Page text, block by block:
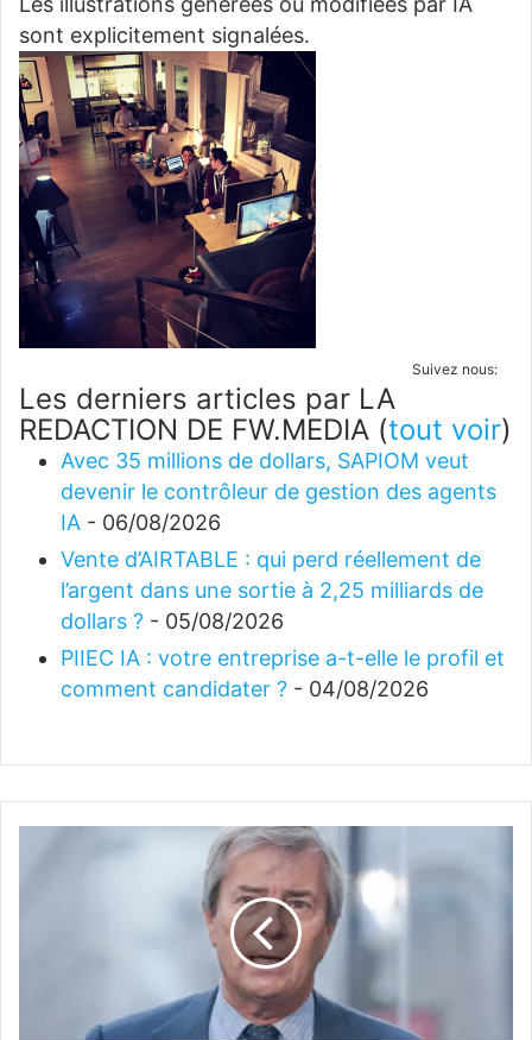
sont explicitement signalées.
Suivez nous:
Les derniers articles par LA
REDACTION DE FW.MEDIA (tout voir)
Avec 35 millions de dollars, SAPIOM veut
devenir le contrôleur de gestion des agents
IA - 06/08/2026
Vente d’AIRTABLE : qui perd réellement de
l’argent dans une sortie à 2,25 milliards de
dollars ? - 05/08/2026
PIIEC IA : votre entreprise a-t-elle le profil et
comment candidater ? - 04/08/2026